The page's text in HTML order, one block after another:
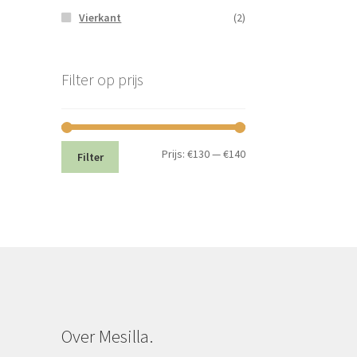
Vierkant (2)
Filter op prijs
Min.
Max.
Filter Prijs: €130—€140
Over Mesilla.